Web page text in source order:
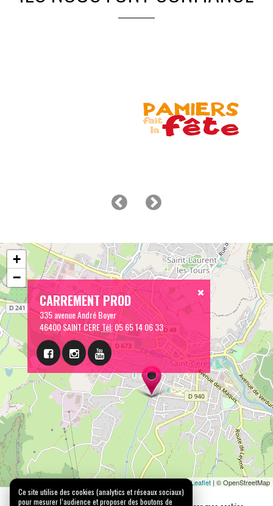
CARREMENT PROD
335 avenue André Boyer
46400 SAINT CERETél:05 65 14 06 33
+
−
Leaflet | © OpenStreetMap
Ce site utilise des cookies (analytics et réseaux sociaux)
pour mesurer l’audience et proposer des boutons de